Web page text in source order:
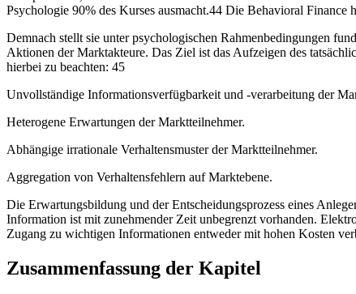
Psychologie 90% des Kurses ausmacht.44 Die Behavioral
Demnach stellt sie unter psychologischen Rahmenbedingungen
Aktionen der Marktakteure. Das Ziel ist das Aufzeigen des
hierbei zu beachten: 45
Unvollständige Informationsverfügbarkeit und -verarbeitung der
Heterogene Erwartungen der Marktteilnehmer.
Abhängige irrationale Verhaltensmuster der Marktteilnehmer.
Aggregation von Verhaltensfehlern auf Marktebene.
Die Erwartungsbildung und der Entscheidungsprozess eines
Information ist mit zunehmender Zeit unbegrenzt vorhanden.
Zugang zu wichtigen Informationen entweder mit hohen Kosten
Zusammenfassung der Kapitel